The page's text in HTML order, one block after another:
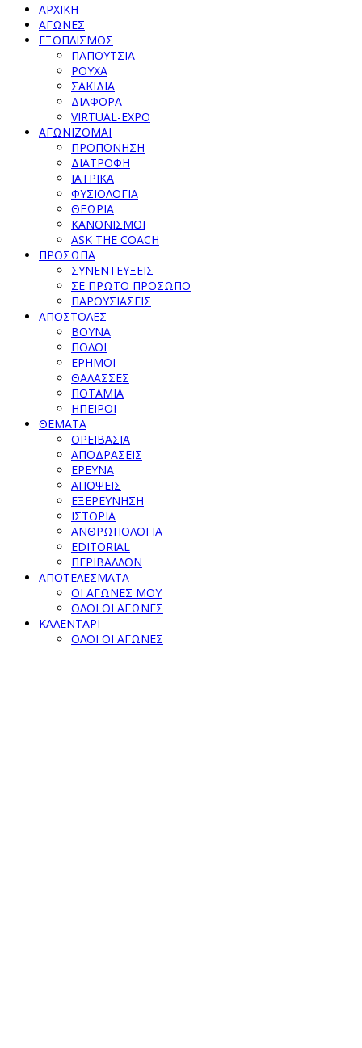
ΑΡΧΙΚΗ
ΑΓΩΝΕΣ
ΕΞΟΠΛΙΣΜΟΣ
ΠΑΠΟΥΤΣΙΑ
ΡΟΥΧΑ
ΣΑΚΙΔΙΑ
ΔΙΑΦΟΡΑ
VIRTUAL-EXPO
ΑΓΩΝΙΖΟΜΑΙ
ΠΡΟΠΟΝΗΣΗ
ΔΙΑΤΡΟΦΗ
ΙΑΤΡΙΚΑ
ΦΥΣΙΟΛΟΓΙΑ
ΘΕΩΡΙΑ
ΚΑΝΟΝΙΣΜΟΙ
ASK THE COACH
ΠΡΟΣΩΠΑ
ΣΥΝΕΝΤΕΥΞΕΙΣ
ΣΕ ΠΡΩΤΟ ΠΡΟΣΩΠΟ
ΠΑΡΟΥΣΙΑΣΕΙΣ
ΑΠΟΣΤΟΛΕΣ
ΒΟΥΝΑ
ΠΟΛΟΙ
ΕΡΗΜΟΙ
ΘΑΛΑΣΣΕΣ
ΠΟΤΑΜΙΑ
ΗΠΕΙΡΟΙ
ΘΕΜΑΤΑ
ΟΡΕΙΒΑΣΙΑ
ΑΠΟΔΡΑΣΕΙΣ
ΕΡΕΥΝΑ
ΑΠΟΨΕΙΣ
ΕΞΕΡΕΥΝΗΣΗ
ΙΣΤΟΡΙΑ
ΑΝΘΡΩΠΟΛΟΓΙΑ
EDITORIAL
ΠΕΡΙΒΑΛΛΟΝ
ΑΠΟΤΕΛΕΣΜΑΤΑ
ΟΙ ΑΓΩΝΕΣ ΜΟΥ
ΟΛΟΙ ΟΙ ΑΓΩΝΕΣ
ΚΑΛΕΝΤΑΡΙ
ΟΛΟΙ ΟΙ ΑΓΩΝΕΣ